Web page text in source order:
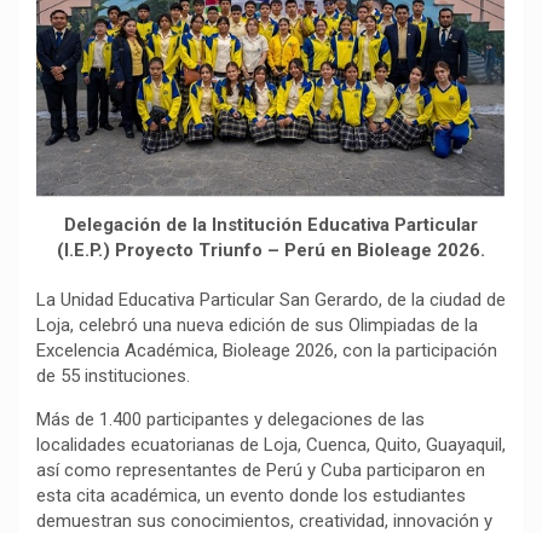
o
k
p
p
a
m
n
k
t
i
r
Delegación de la Institución Educativa Particular
(I.E.P.) Proyecto Triunfo – Perú en Bioleage 2026.
La Unidad Educativa Particular San Gerardo, de la ciudad de
Loja, celebró una nueva edición de sus Olimpiadas de la
Excelencia Académica, Bioleage 2026, con la participación
de 55 instituciones.
Más de 1.400 participantes y delegaciones de las
localidades ecuatorianas de Loja, Cuenca, Quito, Guayaquil,
así como representantes de Perú y Cuba participaron en
esta cita académica, un evento donde los estudiantes
demuestran sus conocimientos, creatividad, innovación y